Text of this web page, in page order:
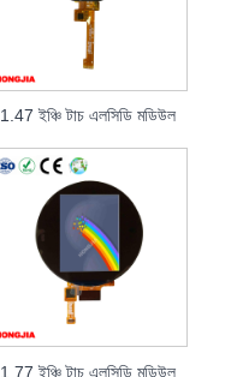
1.47 ইঞ্চি টাচ এলসিডি মডিউল
1.77 ইঞ্চি টাচ এলসিডি মডিউল